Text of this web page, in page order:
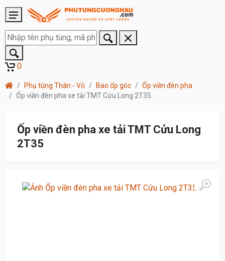
0
Phụ tùng Thân - Vỏ Bao ốp góc
Ốp viền đèn pha
Ốp viền đèn pha xe tải TMT Cửu Long 2T35
Ốp viền đèn pha xe tải TMT Cửu Long
2T35